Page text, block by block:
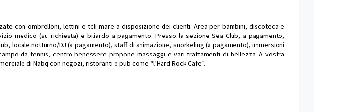
con ombrelloni, lettini e teli mare a disposizione dei clienti. Area per bambini, discoteca e
medico (su richiesta) e biliardo a pagamento. Presso la sezione Sea Club, a pagamento,
locale notturno/DJ (a pagamento), staff di animazione, snorkeling (a pagamento), immersioni
da tennis, centro benessere propone massaggi e vari trattamenti di bellezza. A vostra
di Nabq con negozi, ristoranti e pub come “l’Hard Rock Cafe”.